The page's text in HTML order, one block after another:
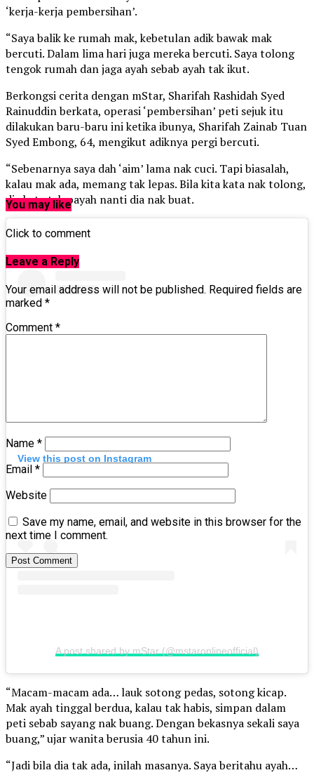
‘kerja-kerja pembersihan’.
“Saya balik ke rumah mak, kebetulan adik bawak mak
bercuti. Dalam lima hari juga mereka bercuti. Saya tolong
tengok rumah dan jaga ayah sebab ayah tak ikut.
Berkongsi cerita dengan mStar, Sharifah Rashidah Syed
Rainuddin berkata, operasi ‘pembersihan’ peti sejuk itu
dilakukan baru-baru ini ketika ibunya, Sharifah Zainab Tuan
Syed Embong, 64, mengikut adiknya pergi bercuti.
“Sebenarnya saya dah ‘aim’ lama nak cuci. Tapi biasalah,
kalau mak ada, memang tak lepas. Bila kita kata nak tolong,
dia kata tak payah nanti dia nak buat.
View this post on Instagram
A post shared by mStar (@mstaronlineofficial)
“Macam-macam ada… lauk sotong pedas, sotong kicap.
Mak ayah tinggal berdua, kalau tak habis, simpan dalam
peti sebab sayang nak buang. Dengan bekasnya sekali saya
buang,” ujar wanita berusia 40 tahun ini.
“Jadi bila dia tak ada, inilah masanya. Saya beritahu ayah…
You may like
Click to comment
Leave a Reply
Your email address will not be published. Required fields are
marked *
Comment *
Name *
Email *
Website
Save my name, email, and website in this browser for the
next time I comment.